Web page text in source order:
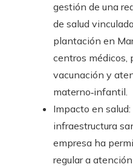
gestión de una
de salud
plantación en
centros médicos,
vacunación y
materno‑infantil.
Impacto en salud:
infraestructura
empresa ha
regular a